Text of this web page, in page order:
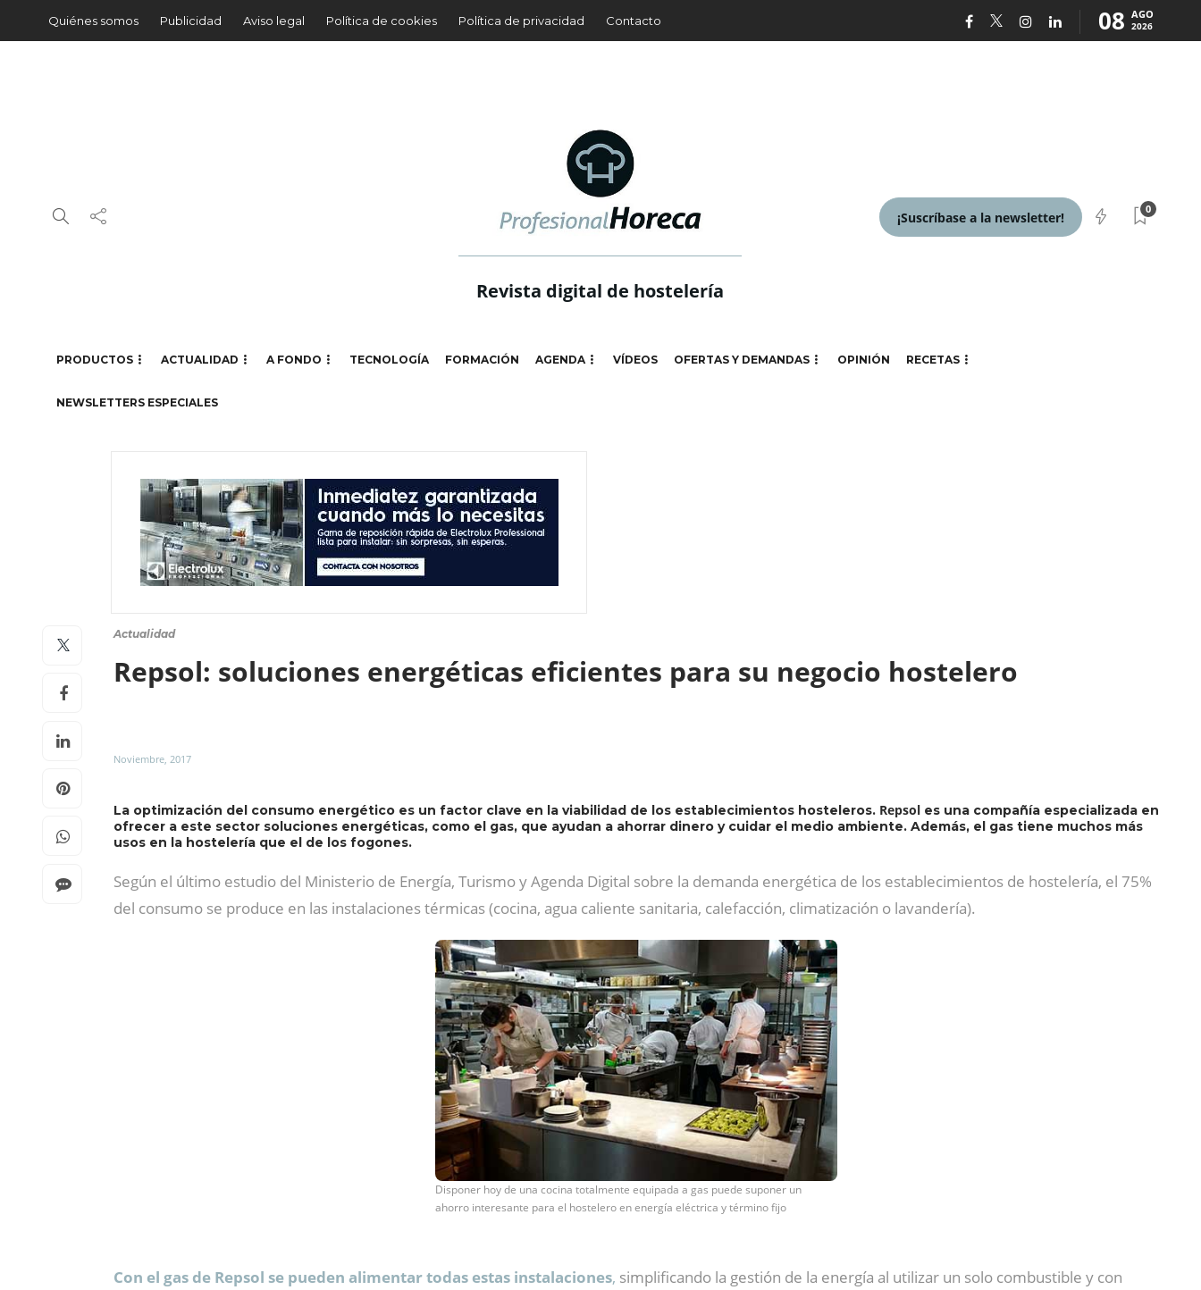
Quiénes somos Publicidad Aviso legal Política de cookies Política de privacidad Contacto 08 AGO
2026
Revista digital de hostelería
¡Suscríbase a la newsletter!
0
PRODUCTOS ACTUALIDAD A FONDO TECNOLOGÍA FORMACIÓN AGENDA VÍDEOS OFERTAS Y DEMANDAS OPINIÓN RECETAS
NEWSLETTERS ESPECIALES
Actualidad
Repsol: soluciones energéticas eficientes para su negocio hostelero
Noviembre, 2017
La optimización del consumo energético es un factor clave en la viabilidad de los establecimientos hosteleros. Repsol es una compañía especializada en
ofrecer a este sector soluciones energéticas, como el gas, que ayudan a ahorrar dinero y cuidar el medio ambiente. Además, el gas tiene muchos más
usos en la hostelería que el de los fogones.
Según el último estudio del Ministerio de Energía, Turismo y Agenda Digital sobre la demanda energética de los establecimientos de hostelería, el 75%
del consumo se produce en las instalaciones térmicas (cocina, agua caliente sanitaria, calefacción, climatización o lavandería).
Disponer hoy de una cocina totalmente equipada a gas puede suponer un
ahorro interesante para el hostelero en energía eléctrica y término fijo
Con el gas de Repsol se pueden alimentar todas estas instalaciones, simplificando la gestión de la energía al utilizar un solo combustible y con